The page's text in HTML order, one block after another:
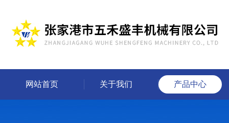
网站首页 关于我们 产品中心